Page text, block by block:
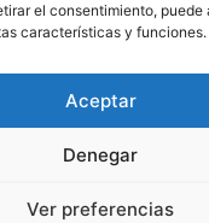
el consentimiento, puede
características y funciones.
Aceptar
Denegar
Ver preferencias